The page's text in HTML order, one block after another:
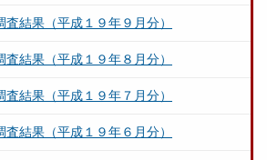
査結果（平成１９年９月分）
査結果（平成１９年８月分）
査結果（平成１９年７月分）
査結果（平成１９年６月分）